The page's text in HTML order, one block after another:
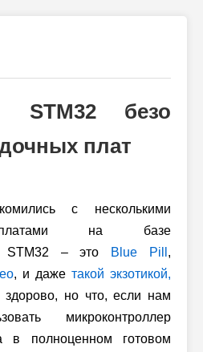
STM32 безо
плат
с несколькими
платами на базе
STM32 – это
Blue Pill ,
, и даже такой экзотикой,
здорово, но что, если нам
микроконтроллер
полноценном готовом